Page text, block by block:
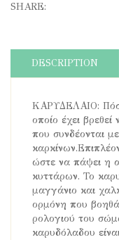
SHARE:
DESCRIPTION
ΚΑΡΥΔΕΛΑΙΟ:
οποίο έχει
που συνδέονται
ώστε να πάψει η
κυττάρων. Το
μαγγάνιο και
ορμόνη που
ρολογιού του
καρυδόλαδου